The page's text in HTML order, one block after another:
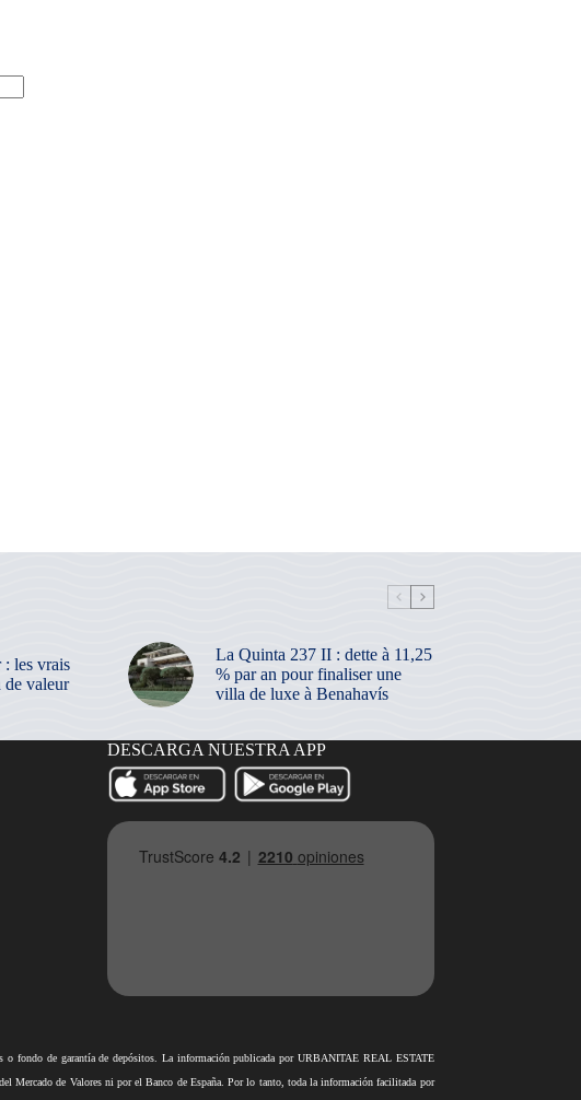
les vrais
de valeur
La Quinta 237 II : dette à 11,25
% par an pour finaliser une
villa de luxe à Benahavís
DESCARGA NUESTRA APP
fondo de garantía de depósitos. La información publicada por URBANITAE REAL ESTATE
de Valores ni por el Banco de España. Por lo tanto, toda la información facilitada por